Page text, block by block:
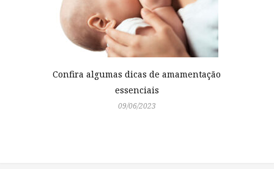
Confira algumas dicas de amamentação
essenciais
09/06/2023